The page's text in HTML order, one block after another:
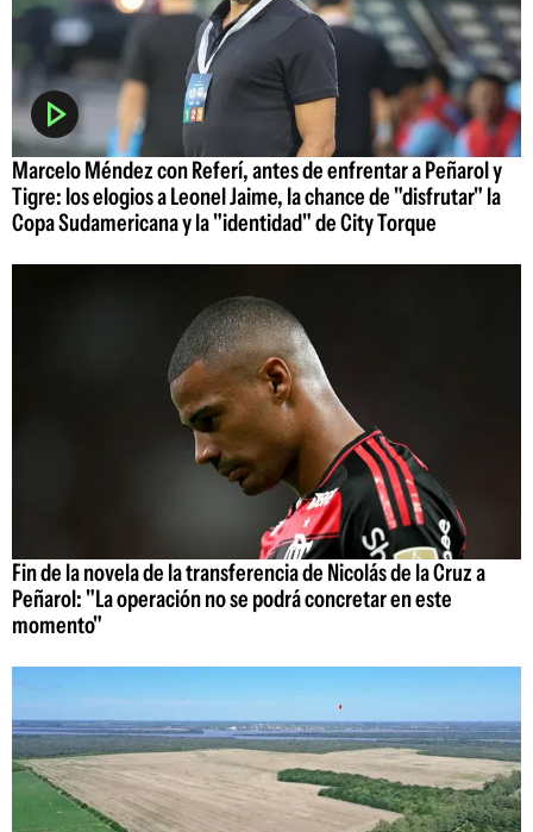
Marcelo Méndez con Referí, antes de enfrentar a Peñarol y
Tigre: los elogios a Leonel Jaime, la chance de "disfrutar" la
Copa Sudamericana y la "identidad" de City Torque
Fin de la novela de la transferencia de Nicolás de la Cruz a
Peñarol: "La operación no se podrá concretar en este
momento"